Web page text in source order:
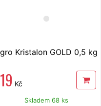
Kristalon GOLD 0,5 kg
Kč
Skladem 68 ks